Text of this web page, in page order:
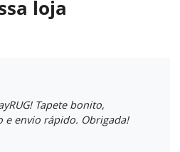
loja
Tapete bonito,
e envio rápido. Obrigada!